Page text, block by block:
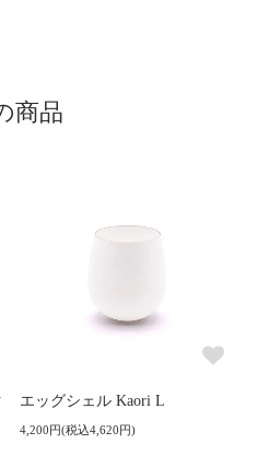
商品
エッグシェル Kaori L
4,200円(税込4,620円)